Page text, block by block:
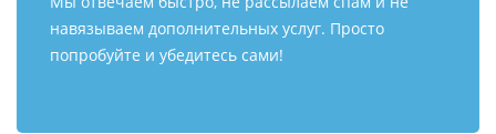
навязываем дополнительных услуг. Просто
попробуйте и убедитесь сами!